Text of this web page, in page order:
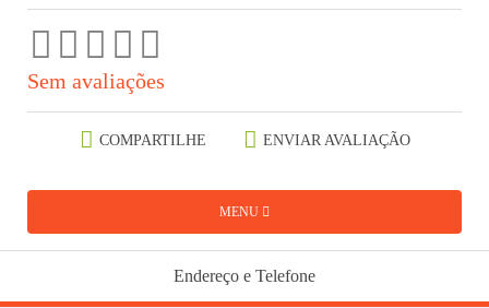
Sem avaliações
COMPARTILHE ENVIAR AVALIAÇÃO
MENU
Endereço e Telefone